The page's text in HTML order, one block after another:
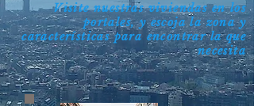
Visite nuestras viviendas en los
portales, y escoja la zona y
características para encontrar la que
necesita